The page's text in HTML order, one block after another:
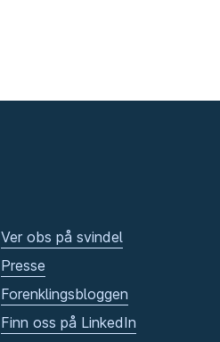
Ver obs på svindel
Presse
Forenklingsbloggen
Finn oss på LinkedIn